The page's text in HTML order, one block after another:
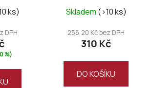
ks)
DPH
%)
Skladem (>10 ks)
256,20 Kč bez DPH
310 Kč
DO KOŠÍKU